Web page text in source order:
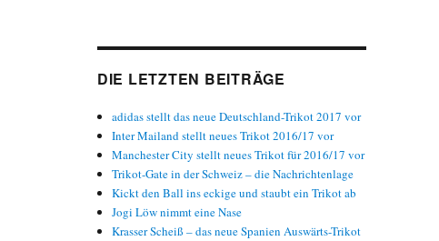
DIE LETZTEN BEITRÄGE
adidas stellt das neue Deutschland-Trikot 2017 vor
Inter Mailand stellt neues Trikot 2016/17 vor
Manchester City stellt neues Trikot für 2016/17 vor
Trikot-Gate in der Schweiz – die Nachrichtenlage
Kickt den Ball ins eckige und staubt ein Trikot ab
Jogi Löw nimmt eine Nase
Krasser Scheiß – das neue Spanien Auswärts-Trikot